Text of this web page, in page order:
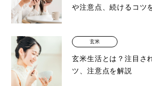
や注意点、続けるコツ
玄米
玄米生活とは？注目さ
ツ、注意点を解説